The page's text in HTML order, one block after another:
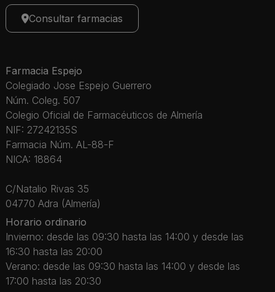
Consultar farmacias
Farmacia Espejo
Colegiado Jose Espejo Guerrero
Núm. Coleg. 507
Colegio Oficial de Farmacéuticos de Almería
NIF: 27242135S
Farmacia Núm. AL-88-F
NICA: 18864
C/Natalio Rivas 35
04770 Adra (Almería)
Horario ordinario
Invierno: desde las 09:30 hasta las 14:00 y desde las
16:30 hasta las 20:00
Verano: desde las 09:30 hasta las 14:00 y desde las
17:00 hasta las 20:30